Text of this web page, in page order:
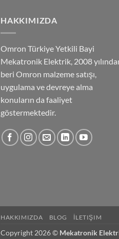
HAKKIMIZDA
Omron Türkiye Yetkili Bayi
Mekatronik Elektrik, 2008
beri Omron malzeme satışı,
uygulama ve devreye alma
konuların da faaliyet
göstermektedir.
HAKKIMIZDA BLOG İLETIŞIM
Copyright 2026 © Mekatronik